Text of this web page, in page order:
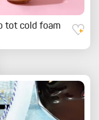
tot cold foam